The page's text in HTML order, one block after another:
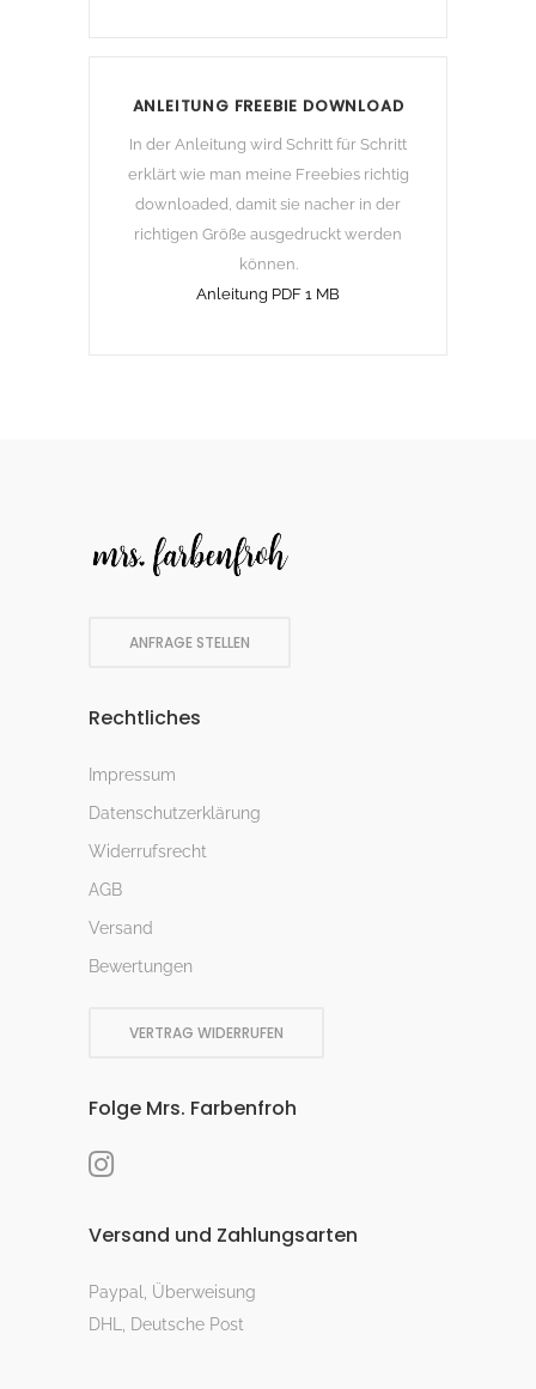
ANLEITUNG FREEBIE DOWNLOAD
In der Anleitung wird Schritt für Schritt
erklärt wie man meine Freebies richtig
downloaded, damit sie nacher in der
richtigen Größe ausgedruckt werden
können.
Anleitung PDF 1 MB
ANFRAGE STELLEN
Rechtliches
Impressum
Datenschutzerklärung
Widerrufsrecht
AGB
Versand
Bewertungen
VERTRAG WIDERRUFEN
Folge Mrs. Farbenfroh
Versand und Zahlungsarten
Paypal, Überweisung
DHL, Deutsche Post